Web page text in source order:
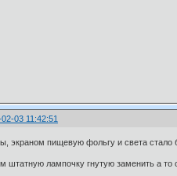
03 11:42:51
экраном пищевую фольгу и света стало
штатную лампочку гнутую заменить а то